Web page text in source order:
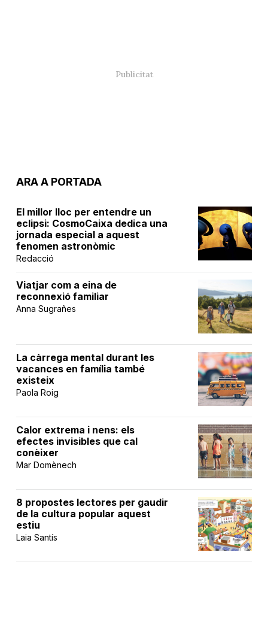
ARA A PORTADA
El millor lloc per entendre un
eclipsi: CosmoCaixa dedica una
jornada especial a aquest
fenomen astronòmic
Redacció
Viatjar com a eina de
reconnexió familiar
Anna Sugrañes
La càrrega mental durant les
vacances en família també
existeix
Paola Roig
Calor extrema i nens: els
efectes invisibles que cal
conèixer
Mar Domènech
8 propostes lectores per gaudir
de la cultura popular aquest
estiu
Laia Santís